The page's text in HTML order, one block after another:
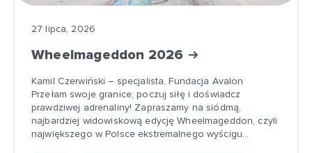
27 lipca, 2026
Wheelmageddon 2026
Kamil Czerwiński – specjalista, Fundacja Avalon
Przełam swoje granice, poczuj siłę i doświadcz
prawdziwej adrenaliny! Zapraszamy na siódmą,
najbardziej widowiskową edycję Wheelmageddon, czyli
największego w Polsce ekstremalnego wyścigu…